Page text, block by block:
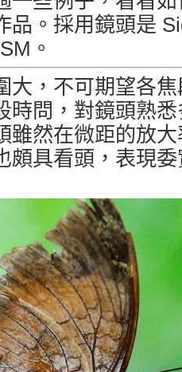
品。採用鏡頭是
。
大，不可期望各
時問，對鏡頭熟
雖然在微距的放
頗具看頭，表現